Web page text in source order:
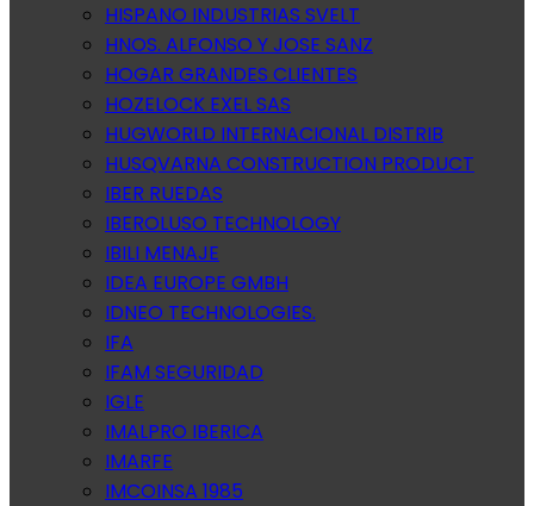
HISPANO INDUSTRIAS SVELT
HNOS. ALFONSO Y JOSE SANZ
HOGAR GRANDES CLIENTES
HOZELOCK EXEL SAS
HUGWORLD INTERNACIONAL DISTRIB
HUSQVARNA CONSTRUCTION PRODUCT
IBER RUEDAS
IBEROLUSO TECHNOLOGY
IBILI MENAJE
IDEA EUROPE GMBH
IDNEO TECHNOLOGIES.
IFA
IFAM SEGURIDAD
IGLE
IMALPRO IBERICA
IMARFE
IMCOINSA 1985